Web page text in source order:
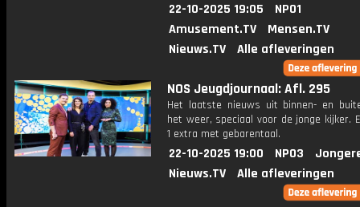
22-10-2025 19:05
NPO1
Amusement.TV
Mensen.TV
Nieuws.TV
Alle afleveringen
NOS Jeugdjournaal: Afl. 295
Het laatste nieuws uit binnen- en
het weer, speciaal voor de jonge kijker.
1 extra met gebarentaal.
22-10-2025 19:00 NPO3
Nieuws.TV
Alle afleveringen